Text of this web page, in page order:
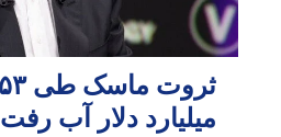
میلیارد دلار آب رفت